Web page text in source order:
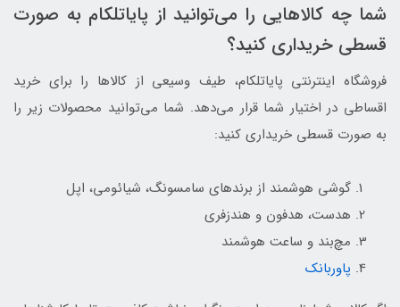
شما چه کالاهایی را می‌توانید از پایاتلکام به صورت
قسطی خریداری کنید؟
فروشگاه اینترنتی پایاتلکام، طیف وسیعی از کالاها را برای خرید
اقساطی در اختیار شما قرار می‌دهد. شما می‌توانید محصولات زیر را
به صورت قسطی خریداری کنید:
گوشی هوشمند از برندهای سامسونگ، شیائومی، اپل
هدست، هدفون و هندزفری
مچ‌بند و ساعت هوشمند
پاوربانک